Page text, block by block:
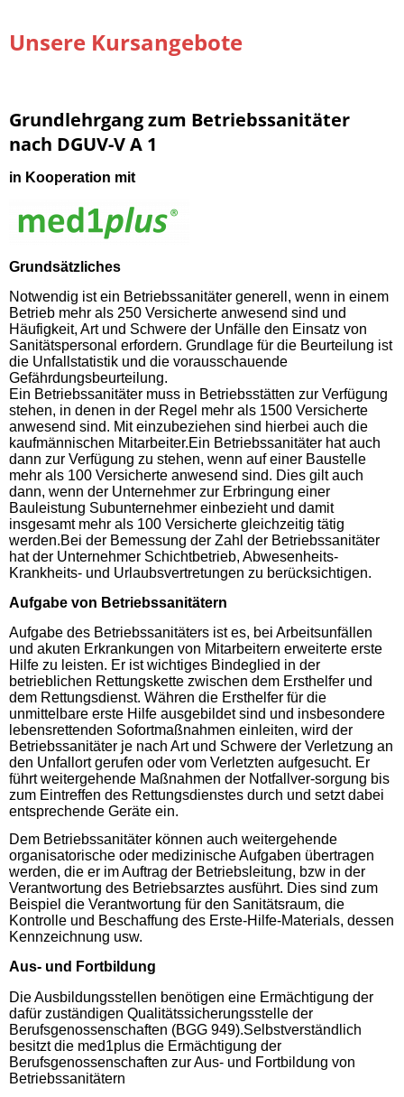
Unsere Kursangebote
Grundlehrgang zum Betriebssanitäter
nach DGUV-V A 1
in Kooperation mit
Grundsätzliches
Notwendig ist ein Betriebssanitäter generell, wenn in einem
Betrieb mehr als 250 Versicherte anwesend sind und
Häufigkeit, Art und Schwere der Unfälle den Einsatz von
Sanitätspersonal erfordern. Grundlage für die Beurteilung ist
die Unfallstatistik und die vorausschauende
Gefährdungsbeurteilung.
Ein Betriebssanitäter muss in Betriebsstätten zur Verfügung
stehen, in denen in der Regel mehr als 1500 Versicherte
anwesend sind. Mit einzubeziehen sind hierbei auch die
kaufmännischen Mitarbeiter.Ein Betriebssanitäter hat auch
dann zur Verfügung zu stehen, wenn auf einer Baustelle
mehr als 100 Versicherte anwesend sind. Dies gilt auch
dann, wenn der Unternehmer zur Erbringung einer
Bauleistung Subunternehmer einbezieht und damit
insgesamt mehr als 100 Versicherte gleichzeitig tätig
werden.Bei der Bemessung der Zahl der Betriebssanitäter
hat der Unternehmer Schichtbetrieb, Abwesenheits-
Krankheits- und Urlaubsvertretungen zu berücksichtigen.
Aufgabe von Betriebssanitätern
Aufgabe des Betriebssanitäters ist es, bei Arbeitsunfällen
und akuten Erkrankungen von Mitarbeitern erweiterte erste
Hilfe zu leisten. Er ist wichtiges Bindeglied in der
betrieblichen Rettungskette zwischen dem Ersthelfer und
dem Rettungsdienst. Währen die Ersthelfer für die
unmittelbare erste Hilfe ausgebildet sind und insbesondere
lebensrettenden Sofortmaßnahmen einleiten, wird der
Betriebssanitäter je nach Art und Schwere der Verletzung an
den Unfallort gerufen oder vom Verletzten aufgesucht. Er
führt weitergehende Maßnahmen der Notfallver-sorgung bis
zum Eintreffen des Rettungsdienstes durch und setzt dabei
entsprechende Geräte ein.
Dem Betriebssanitäter können auch weitergehende
organisatorische oder medizinische Aufgaben übertragen
werden, die er im Auftrag der Betriebsleitung, bzw in der
Verantwortung des Betriebsarztes ausführt. Dies sind zum
Beispiel die Verantwortung für den Sanitätsraum, die
Kontrolle und Beschaffung des Erste-Hilfe-Materials, dessen
Kennzeichnung usw.
Aus- und Fortbildung
Die Ausbildungsstellen benötigen eine Ermächtigung der
dafür zuständigen Qualitätssicherungsstelle der
Berufsgenossenschaften (BGG 949).Selbstverständlich
besitzt die med1plus die Ermächtigung der
Berufsgenossenschaften zur Aus- und Fortbildung von
Betriebssanitätern